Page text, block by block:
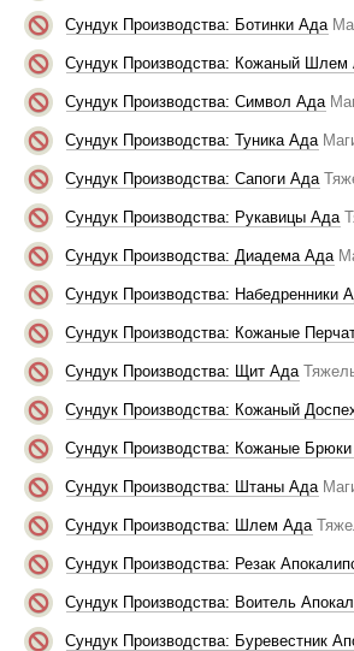
Сундук Производства: Ботинки Ада
Сундук Производства: Кожаный Шлем
Сундук Производства: Символ Ада
Сундук Производства: Туника Ада
Сундук Производства: Сапоги Ада
Сундук Производства: Рукавицы Ада
Сундук Производства: Диадема Ада
Сундук Производства: Набедренники
Сундук Производства: Кожаные
Сундук Производства: Щит Ада
Сундук Производства: Кожаный
Сундук Производства: Кожаные
Сундук Производства: Штаны Ада
Сундук Производства: Шлем Ада
Сундук Производства: Резак
Сундук Производства: Воитель
Сундук Производства: Буревестник